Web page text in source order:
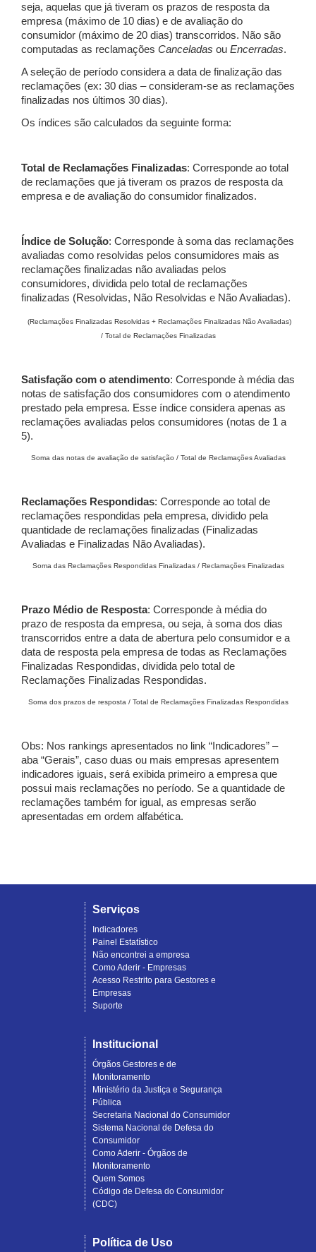
seja, aquelas que já tiveram os prazos de resposta da
empresa (máximo de 10 dias) e de avaliação do
consumidor (máximo de 20 dias) transcorridos. Não são
computadas as reclamações Canceladas ou Encerradas.
A seleção de período considera a data de finalização das
reclamações (ex: 30 dias – consideram-se as reclamações
finalizadas nos últimos 30 dias).
Os índices são calculados da seguinte forma:
Total de Reclamações Finalizadas: Corresponde ao total
de reclamações que já tiveram os prazos de resposta da
empresa e de avaliação do consumidor finalizados.
Índice de Solução: Corresponde à soma das reclamações
avaliadas como resolvidas pelos consumidores mais as
reclamações finalizadas não avaliadas pelos
consumidores, dividida pelo total de reclamações
finalizadas (Resolvidas, Não Resolvidas e Não Avaliadas).
(Reclamações Finalizadas Resolvidas + Reclamações Finalizadas Não Avaliadas)
/ Total de Reclamações Finalizadas
Satisfação com o atendimento: Corresponde à média das
notas de satisfação dos consumidores com o atendimento
prestado pela empresa. Esse índice considera apenas as
reclamações avaliadas pelos consumidores (notas de 1 a
5).
Soma das notas de avaliação de satisfação / Total de Reclamações Avaliadas
Reclamações Respondidas: Corresponde ao total de
reclamações respondidas pela empresa, dividido pela
quantidade de reclamações finalizadas (Finalizadas
Avaliadas e Finalizadas Não Avaliadas).
Soma das Reclamações Respondidas Finalizadas / Reclamações Finalizadas
Prazo Médio de Resposta: Corresponde à média do
prazo de resposta da empresa, ou seja, à soma dos dias
transcorridos entre a data de abertura pelo consumidor e a
data de resposta pela empresa de todas as Reclamações
Finalizadas Respondidas, dividida pelo total de
Reclamações Finalizadas Respondidas.
Soma dos prazos de resposta / Total de Reclamações Finalizadas Respondidas
Obs: Nos rankings apresentados no link “Indicadores” –
aba “Gerais”, caso duas ou mais empresas apresentem
indicadores iguais, será exibida primeiro a empresa que
possui mais reclamações no período. Se a quantidade de
reclamações também for igual, as empresas serão
apresentadas em ordem alfabética.
Serviços
Indicadores
Painel Estatístico
Não encontrei a empresa
Como Aderir - Empresas
Acesso Restrito para Gestores e
Empresas
Suporte
Institucional
Órgãos Gestores e de
Monitoramento
Ministério da Justiça e Segurança
Pública
Secretaria Nacional do Consumidor
Sistema Nacional de Defesa do
Consumidor
Como Aderir - Órgãos de
Monitoramento
Quem Somos
Código de Defesa do Consumidor
(CDC)
Política de Uso